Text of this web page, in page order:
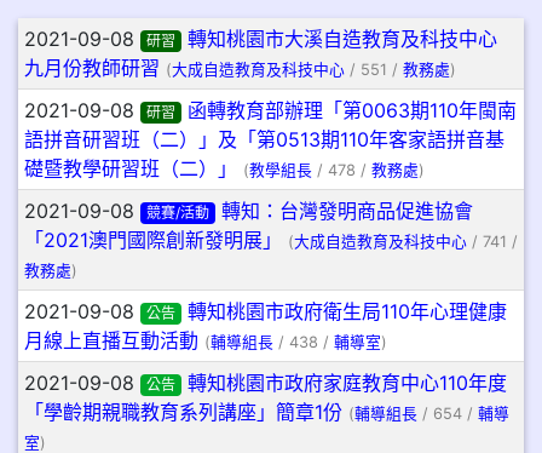
文章列表
2021-09-08 研習
轉知桃園市大溪自造教育及科技中心
九月份教師研習 (大成自造教育及科技中心 / 551 / 教務處)
2021-09-08 研習
函轉教育部辦理「第0063期110年閩南
語拼音研習班（二）」及「第0513期110年客家語拼音基
礎暨教學研習班（二）」
(教學組長 / 478 / 教務處)
2021-09-08 競賽/活動
轉知：台灣發明商品促進協會
「2021澳門國際創新發明展」
(大成自造教育及科技中心 / 741 /
教務處)
2021-09-08 公告
轉知桃園市政府衛生局110年心理健康
月線上直播互動活動 (輔導組長 / 438 / 輔導室)
2021-09-08 公告
轉知桃園市政府家庭教育中心110年度
「學齡期親職教育系列講座」簡章1份 (輔導組長 / 654 / 輔導
室)